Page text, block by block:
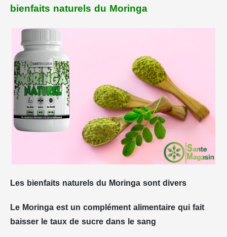
bienfaits naturels du Moringa
Les bienfaits naturels du Moringa sont divers
Le Moringa est un complément alimentaire qui fait
baisser le taux de sucre dans le sang